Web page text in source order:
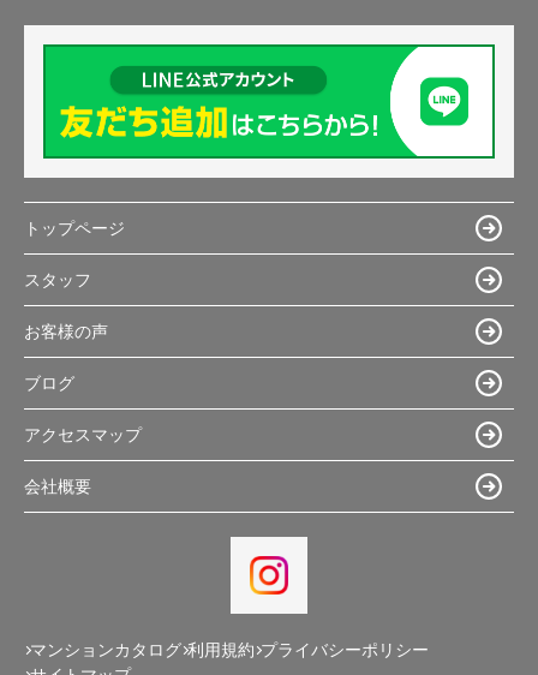
トップページ
スタッフ
お客様の声
ブログ
アクセスマップ
会社概要
マンションカタログ 利用規約 プライバシーポリシー